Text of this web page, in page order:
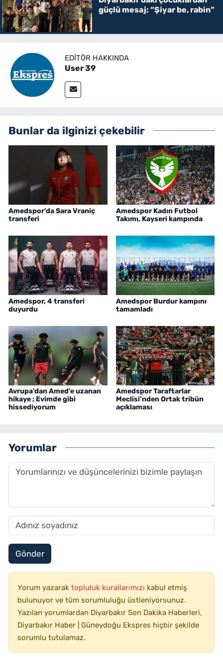
güçlü mesaj: “Şiyar be, rabin”
EDITÖR HAKKINDA
User 39
Bunlar da ilginizi çekebilir
Amedspor’da Sara Vraniç
transferi
Amedspor Kadın Futbol
Takımı, Kayseri kampında
Amedspor, 4 transferi
duyurdu
Amedspor Burdur kampını
tamamladı
Avrupa'dan Amed'e uzanan
hikaye ; Evimde gibi
hissediyorum
Amedspor Taraftarlar
Meclisi’nden Ortak tribün
açıklaması
Yorumlar
Gönder
Yorum yazarak topluluk kurallarımızı kabul etmiş
bulunuyor ve tüm sorumluluğu üstleniyorsunuz.
Yazılan yorumlardan Diyarbakır Son Dakika Haberleri,
Diyarbakır Haber | Güneydoğu Ekspres hiçbir şekilde
sorumlu tutulamaz.